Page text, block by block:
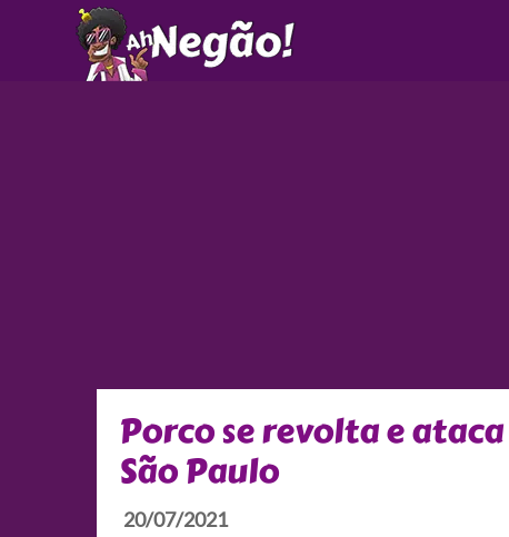
Porco se revolta e
São Paulo
20/07/2021